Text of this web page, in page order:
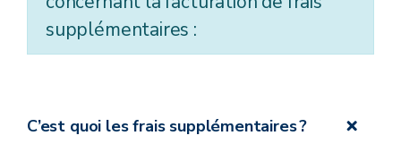
supplémentaires :
C’est quoi les frais supplémentaires ?